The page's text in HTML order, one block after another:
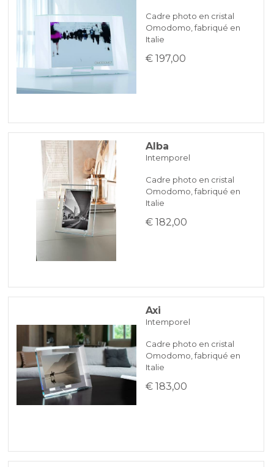
35 €
Cadre photo en cristal
Omodomo, fabriqué en
Italie
€ 197,00
Alba
Intemporel
Cadre photo en cristal
Omodomo, fabriqué en
Italie
€ 182,00
Axi
Intemporel
Cadre photo en cristal
Omodomo, fabriqué en
Italie
€ 183,00